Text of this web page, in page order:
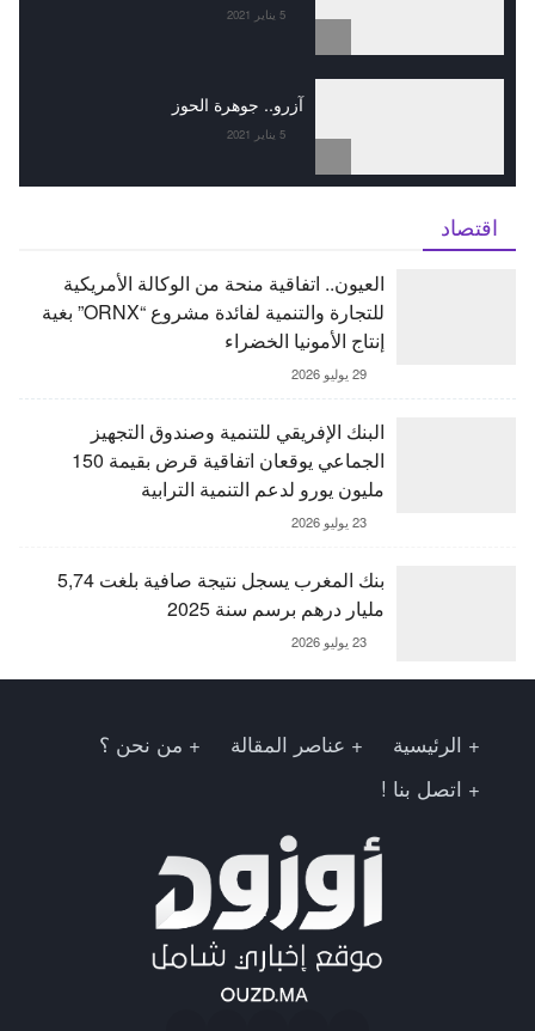
5 يناير 2021
آزرو.. جوهرة الحوز
5 يناير 2021
اقتصاد
العيون.. اتفاقية منحة من الوكالة الأمريكية
للتجارة والتنمية لفائدة مشروع “ORNX” بغية
إنتاج الأمونيا الخضراء
29 يوليو 2026
البنك الإفريقي للتنمية وصندوق التجهيز
الجماعي يوقعان اتفاقية قرض بقيمة 150
مليون يورو لدعم التنمية الترابية
23 يوليو 2026
بنك المغرب يسجل نتيجة صافية بلغت 5,74
مليار درهم برسم سنة 2025
23 يوليو 2026
الرئيسية عناصر المقالة
من نحن ؟
اتصل بنا !